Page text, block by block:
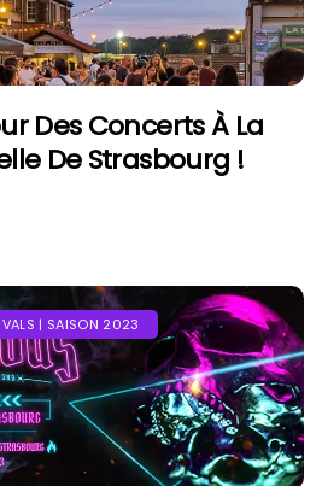
Des Concerts À La
De Strasbourg !
| SAISON 2023